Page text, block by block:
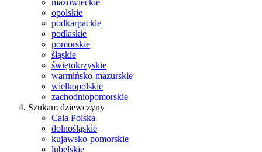
mazowieckie
opolskie
podkarpackie
podlaskie
pomorskie
śląskie
świętokrzyskie
warmińsko-mazurskie
wielkopolskie
zachodniopomorskie
Szukam dziewczyny
Cała Polska
dolnośląskie
kujawsko-pomorskie
lubelskie